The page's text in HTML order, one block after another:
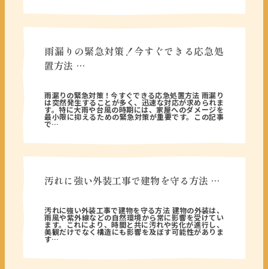
雨漏りの緊急対策！今すぐできる応急処
置方法 …
雨漏りの緊急対策！今すぐできる応急処置方法 雨漏り
は突然発生することが多く、迅速な対応が求められま
す。特に大雨や台風の時期には、家屋へのダメージを
最小限に抑えるための緊急対策が重要です。この記事
で…
汚れに強い外装工事で建物を守る方法 …
汚れに強い外装工事で建物を守る方法 建物の外装は、
雨風や紫外線などの自然環境から常に影響を受けてい
ます。これにより、時間と共に汚れや劣化が進行し、
美観だけでなく構造にも影響を及ぼす可能性がありま
す…